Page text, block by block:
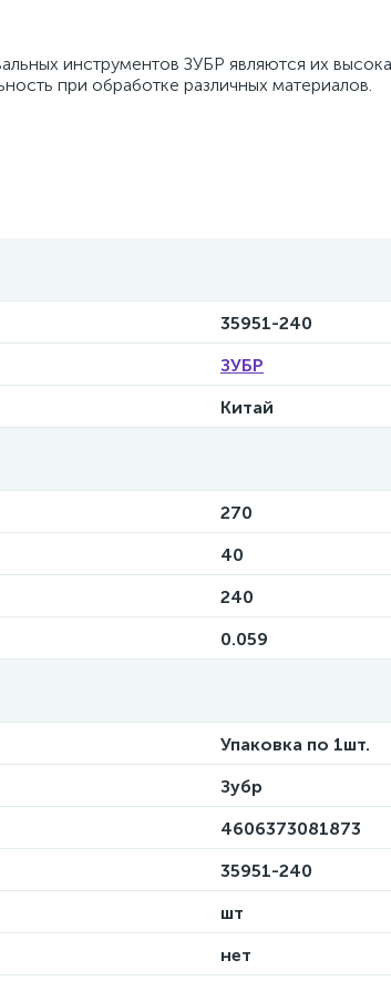
инструментов ЗУБР являются их
при обработке различных материалов.
35951-240
ЗУБР
Китай
270
40
240
0.059
Упаковка по 1шт.
Зубр
4606373081873
35951-240
шт
нет